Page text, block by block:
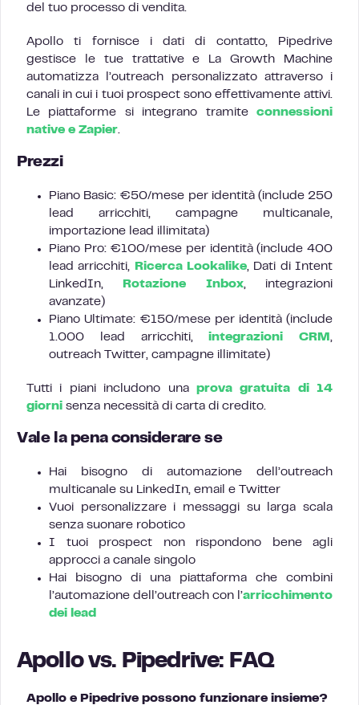
del tuo processo di vendita.
Apollo ti fornisce i dati di contatto, Pipedrive
gestisce le tue trattative e La Growth Machine
automatizza l’outreach personalizzato attraverso i
canali in cui i tuoi prospect sono effettivamente attivi.
Le piattaforme si integrano tramite connessioni
native e Zapier.
Prezzi
Piano Basic: €50/mese per identità (include 250
lead arricchiti, campagne multicanale,
importazione lead illimitata)
Piano Pro: €100/mese per identità (include 400
lead arricchiti,
Ricerca Lookalike, Dati di Intent
LinkedIn,
Rotazione Inbox, integrazioni
avanzate)
Piano Ultimate: €150/mese per identità (include
1.000 lead arricchiti,integrazioni CRM ,
outreach Twitter, campagne illimitate)
Tutti i piani includono una prova gratuita di 14
giorni senza necessità di carta di credito.
Vale la pena considerare se
Hai bisogno di automazione dell’outreach
multicanale su LinkedIn, email e Twitter
Vuoi personalizzare i messaggi su larga scala
senza suonare robotico
I tuoi prospect non rispondono bene agli
approcci a canale singolo
Hai bisogno di una piattaforma che combini
l’automazione dell’outreach con l’arricchimento
dei lead
Apollo vs. Pipedrive: FAQ
Apollo e Pipedrive possono funzionare insieme?